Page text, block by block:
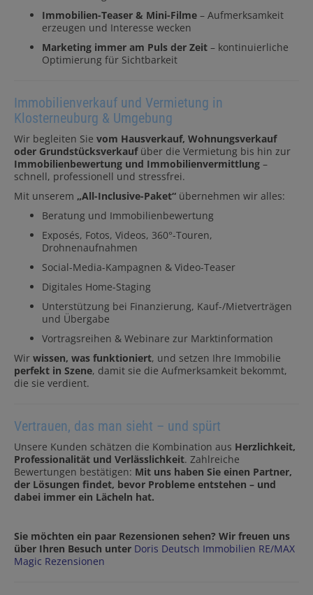
Immobilien-Teaser & Mini-Filme – Aufmerksamkeit
erzeugen und Interesse wecken
Marketing immer am Puls der Zeit – kontinuierliche
Optimierung für Sichtbarkeit
Immobilienverkauf und Vermietung in
Klosterneuburg & Umgebung
Wir begleiten Sie vom Hausverkauf, Wohnungsverkauf
oder Grundstücksverkaufüber die Vermietung bis hin zur
Immobilienbewertung und Immobilienvermittlung –
schnell, professionell und stressfrei.
Mit unserem „All-Inclusive-Paket“ übernehmen wir alles:
Beratung und Immobilienbewertung
Exposés, Fotos, Videos, 360°-Touren,
Drohnenaufnahmen
Social-Media-Kampagnen & Video-Teaser
Digitales Home-Staging
Unterstützung bei Finanzierung, Kauf-/Mietverträgen
und Übergabe
Vortragsreihen & Webinare zur Marktinformation
Wir wissen, was funktioniert, und setzen Ihre Immobilie
perfekt in Szene, damit sie die Aufmerksamkeit bekommt,
die sie verdient.
Vertrauen, das man sieht – und spürt
Unsere Kunden schätzen die Kombination aus Herzlichkeit,
Professionalität und Verlässlichkeit. Zahlreiche
Bewertungen bestätigen: Mit uns haben Sie einen Partner,
der Lösungen findet, bevor Probleme entstehen – und
dabei immer ein Lächeln hat.
Sie möchten ein paar Rezensionen sehen? Wir freuen uns
über Ihren Besuch unter Doris Deutsch Immobilien RE/MAX
Magic Rezensionen